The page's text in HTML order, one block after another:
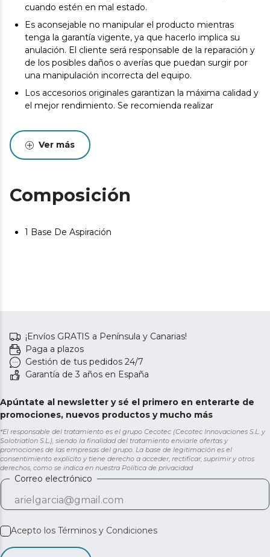
cuando estén en mal estado.
Es aconsejable no manipular el producto mientras
tenga la garantía vigente, ya que hacerlo implica su
anulación. El cliente será responsable de la reparación y
de los posibles daños o averías que puedan surgir por
una manipulación incorrecta del equipo.
Los accesorios originales garantizan la máxima calidad y
el mejor rendimiento. Se recomienda realizar
Ver más
Composición
1 Base De Aspiración
¡Envíos GRATIS a Península y Canarias!
Paga a plazos
Gestión de tus pedidos 24/7
Garantía de 3 años en España
Apúntate al newsletter y sé el primero en enterarte de
promociones, nuevos productos y mucho más
*El responsable del tratamiento es el grupo Cecotec (Cecotec Innovaciones S.L. y
Solotriatlon S.L.), siendo la finalidad del tratamiento enviarle ofertas y
promociones de las empresas del grupo. La base de legitimación es el
consentimiento explícito y tiene derecho a acceder, rectificar, suprimir y otros
derechos, como se indica en nuestra Política de privacidad
Correo electrónico
Acepto los Términos y Condiciones